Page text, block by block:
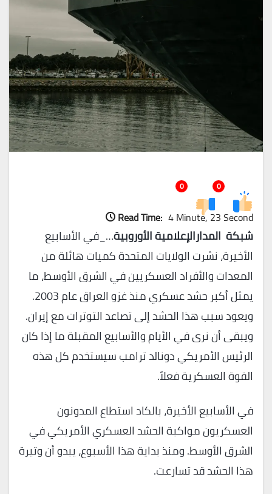
0
0
Read Time: 4 Minute, 23 Second
شبكة المدارالإعلامية الأوروبية…_في الأسابيع
الأخيرة، نشرت الولايات المتحدة كميات هائلة من
المعدات والأفراد العسكريين في الشرق الأوسط، ما
يمثل أكبر حشد عسكري منذ غزو العراق عام 2003.
ويعود سبب هذا الحشد إلى تصاعد التوترات مع إيران.
ويبقى أن نرى في الأيام والأسابيع المقبلة ما إذا كان
الرئيس الأمريكي دونالد ترامب سيستخدم كل هذه
القوة العسكرية فعلاً.
في الأسابيع الأخيرة، بالكاد استطاع المدونون
العسكريون مواكبة الحشد العسكري الأمريكي في
الشرق الأوسط. ومنذ بداية هذا الأسبوع، يبدو أن وتيرة
هذا الحشد قد تسارعت.